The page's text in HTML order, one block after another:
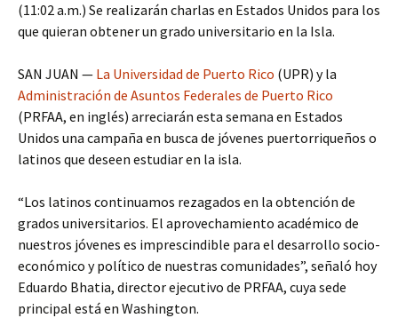
(11:02 a.m.) Se realizarán charlas en Estados Unidos para los
que quieran obtener un grado universitario en la Isla.
SAN JUAN — La Universidad de Puerto Rico (UPR) y la
Administración de Asuntos Federales de Puerto Rico
(PRFAA, en inglés) arreciarán esta semana en Estados
Unidos una campaña en busca de jóvenes puertorriqueños o
latinos que deseen estudiar en la isla.
“Los latinos continuamos rezagados en la obtención de
grados universitarios. El aprovechamiento académico de
nuestros jóvenes es imprescindible para el desarrollo socio-
económico y político de nuestras comunidades”, señaló hoy
Eduardo Bhatia, director ejecutivo de PRFAA, cuya sede
principal está en Washington.